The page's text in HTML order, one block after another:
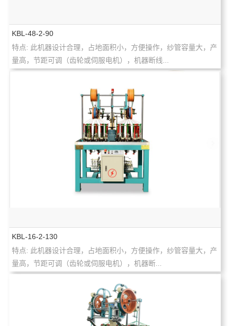
KBL-48-2-90
特点: 此机器设计合理，占地面积小，方便操作，纱管容量大，产
量高，节距可调（齿轮或伺服电机），机器断线...
KBL-16-2-130
特点: 此机器设计合理，占地面积小，方便操作，纱管容量大，产
量高，节距可调（齿轮或伺服电机），机器断...